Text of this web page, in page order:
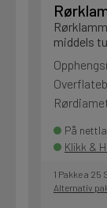
middels
På
Klikk &
1 Pakke a 25
Alternativ